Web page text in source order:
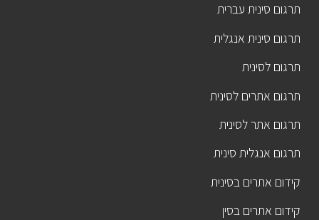
תרגום סינית עברית
תרגום סינית אנגלית
תרגום לסינית
תרגום אתרים לסינית
תרגום אתר לסינית
תרגום אנגלית סינית
קידום אתרים בסינית
קידום אתרים בסין